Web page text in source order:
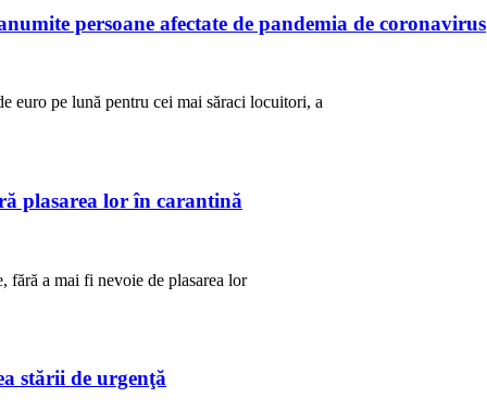
persoane afectate de pandemia de coronavirus
euro pe lună pentru cei mai săraci locuitori, a
plasarea lor în carantină
fără a mai fi nevoie de plasarea lor
stării de urgenţă